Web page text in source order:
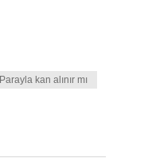
Parayla kan alınır mı